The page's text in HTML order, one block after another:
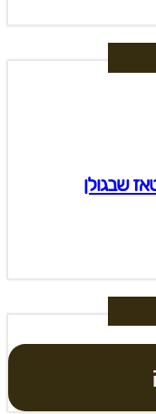
שבגולן